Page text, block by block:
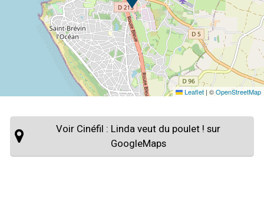
Leaflet | ©OpenStreetMap
Voir Cinéfil : Linda veut du poulet ! sur
GoogleMaps